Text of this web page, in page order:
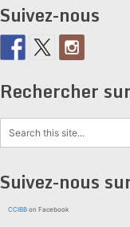
Suivez-nous
Rechercher
Suivez-nous
CCIBB on Facebook